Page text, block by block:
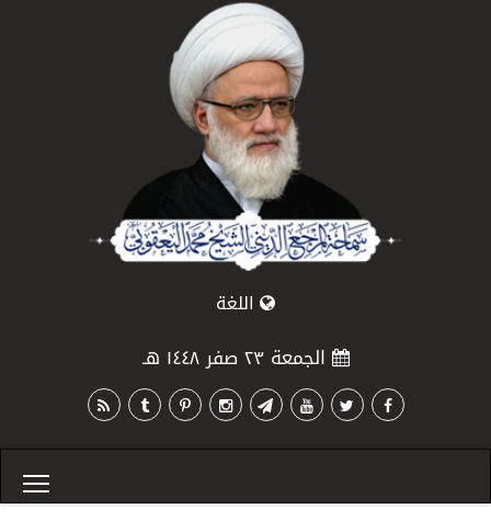
اللغة
الجمعة ٢٣ صفر ١٤٤٨ هـ